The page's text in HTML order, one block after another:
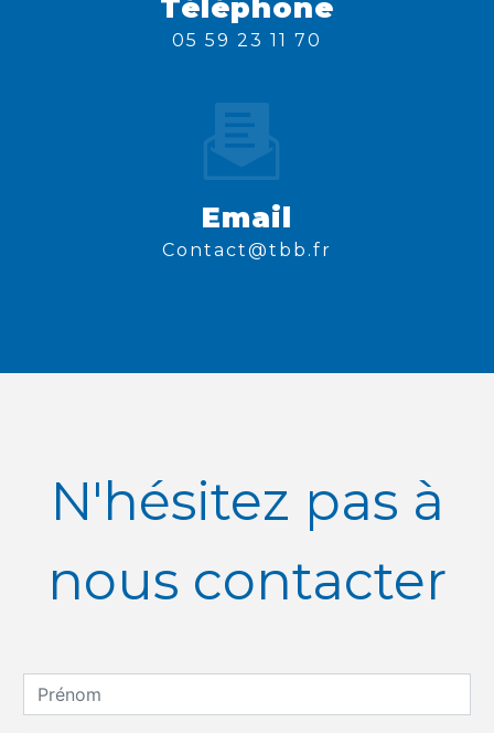
Téléphone
05 59 23 11 70
Email
contact@tbb.fr
N'hésitez pas à
nous contacter